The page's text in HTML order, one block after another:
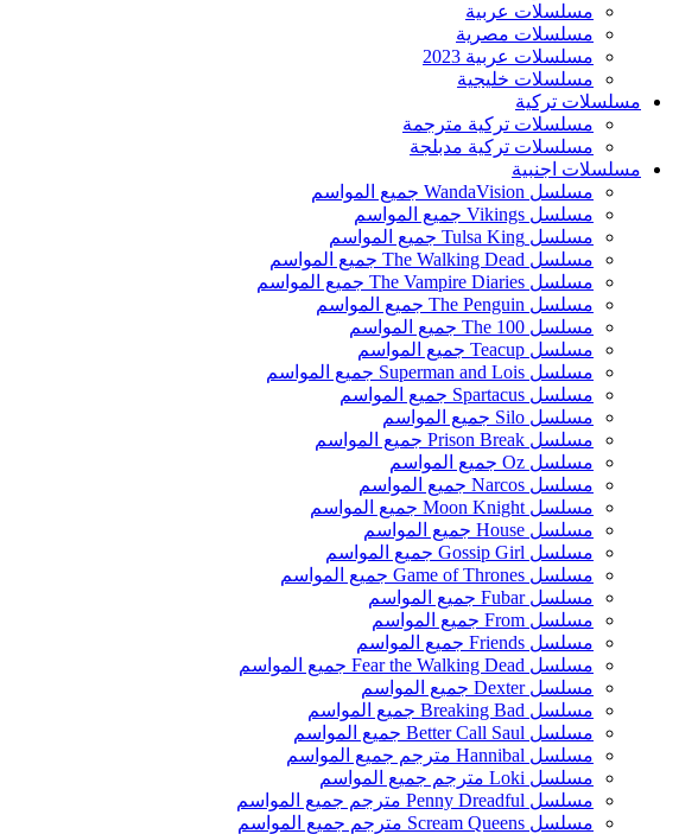
مسلسلات عربية
مسلسلات مصرية
مسلسلات عربية 2023
مسلسلات خليجية
مسلسلات تركية
مسلسلات تركية مترجمة
مسلسلات تركية مدبلجة
مسلسلات اجنبية
مسلسل WandaVision جميع المواسم
مسلسل Vikings جميع المواسم
مسلسل Tulsa King جميع المواسم
مسلسل The Walking Dead جميع المواسم
مسلسل The Vampire Diaries جميع المواسم
مسلسل The Penguin جميع المواسم
مسلسل The 100 جميع المواسم
مسلسل Teacup جميع المواسم
مسلسل Superman and Lois جميع المواسم
مسلسل Spartacus جميع المواسم
مسلسل Silo جميع المواسم
مسلسل Prison Break جميع المواسم
مسلسل Oz جميع المواسم
مسلسل Narcos جميع المواسم
مسلسل Moon Knight جميع المواسم
مسلسل House جميع المواسم
مسلسل Gossip Girl جميع المواسم
مسلسل Game of Thrones جميع المواسم
مسلسل Fubar جميع المواسم
مسلسل From جميع المواسم
مسلسل Friends جميع المواسم
مسلسل Fear the Walking Dead جميع المواسم
مسلسل Dexter جميع المواسم
مسلسل Breaking Bad جميع المواسم
مسلسل Better Call Saul جميع المواسم
مسلسل Hannibal مترجم جميع المواسم
مسلسل Loki مترجم جميع المواسم
مسلسل Penny Dreadful مترجم جميع المواسم
مسلسل Scream Queens مترجم جميع المواسم